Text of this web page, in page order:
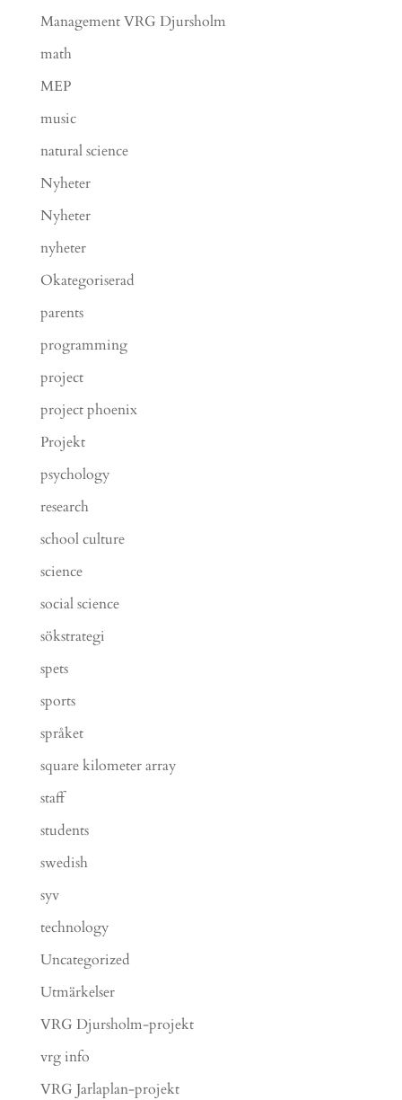
Management VRG Djursholm
math
MEP
music
natural science
Nyheter
Nyheter
nyheter
Okategoriserad
parents
programming
project
project phoenix
Projekt
psychology
research
school culture
science
social science
sökstrategi
spets
sports
språket
square kilometer array
staff
students
swedish
syv
technology
Uncategorized
Utmärkelser
VRG Djursholm-projekt
vrg info
VRG Jarlaplan-projekt